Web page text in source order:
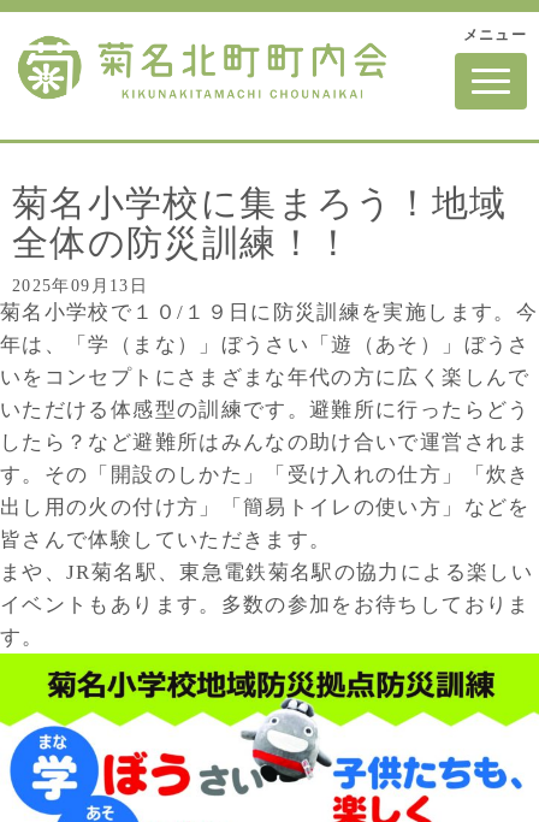
メニュー
N
a
v
t
i
菊名小学校に集まろう！地域
全体の防災訓練！！
2025年09月13日
菊名小学校で１０/１９日に防災訓練を実施します。今
年は、「学（まな）」ぼうさい「遊（あそ）」ぼうさ
いをコンセプトにさまざまな年代の方に広く楽しんで
いただける体感型の訓練です。避難所に行ったらどう
したら？など避難所はみんなの助け合いで運営されま
す。その「開設のしかた」「受け入れの仕方」「炊き
出し用の火の付け方」「簡易トイレの使い方」などを
皆さんで体験していただきます。
まや、JR菊名駅、東急電鉄菊名駅の協力による楽しい
イベントもあります。多数の参加をお待ちしておりま
す。